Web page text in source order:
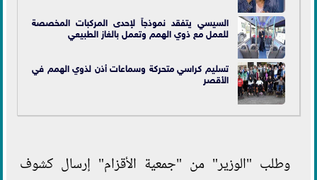
السيسي يتفقد نموذجاً لإحدى المركبات المخصصة
للعمل مع ذوي الهمم وتعمل بالغاز الطبيعي
تسليم كراسي متحركة وسماعات أذن لذوي الهمم في
الأقصر
وطلب "الوزير" من "جمعية الأقزام" إرسال كشوف